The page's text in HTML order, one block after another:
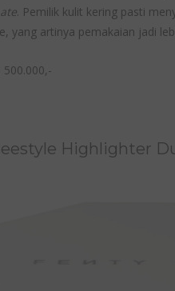
. Pemilik kulit kering pasti
yang artinya pemakaian jadi
500.000,-
Highlighter